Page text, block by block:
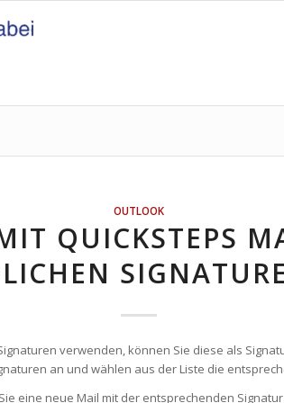
OUTLOOK
QUICKSTEPS
verwenden, können Sie diese als
an und wählen aus der Liste die
eine neue Mail mit der entsprechenden